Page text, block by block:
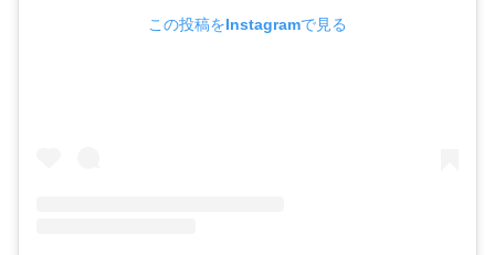
この投稿をInstagramで見る